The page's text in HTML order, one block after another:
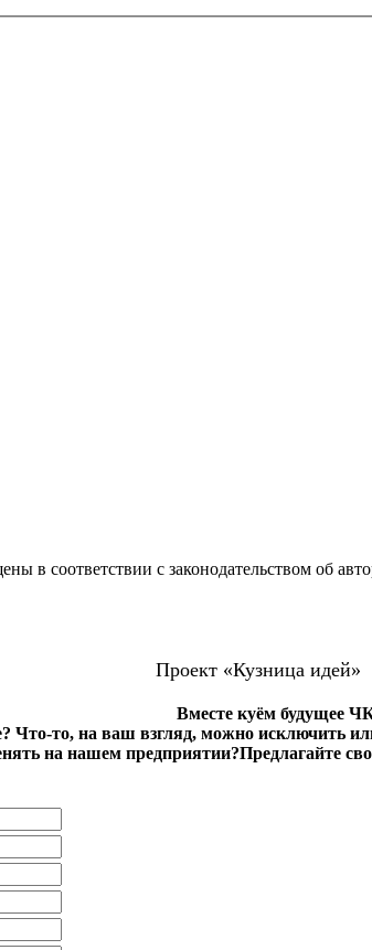
в соответствии с законодательством об
Проект «Кузница идей»
Вместе куём будущее
Что-то, на ваш взгляд, можно исключить
на нашем предприятии?Предлагайте